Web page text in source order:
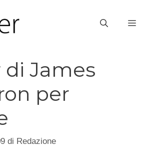
di James
per
di Redazione